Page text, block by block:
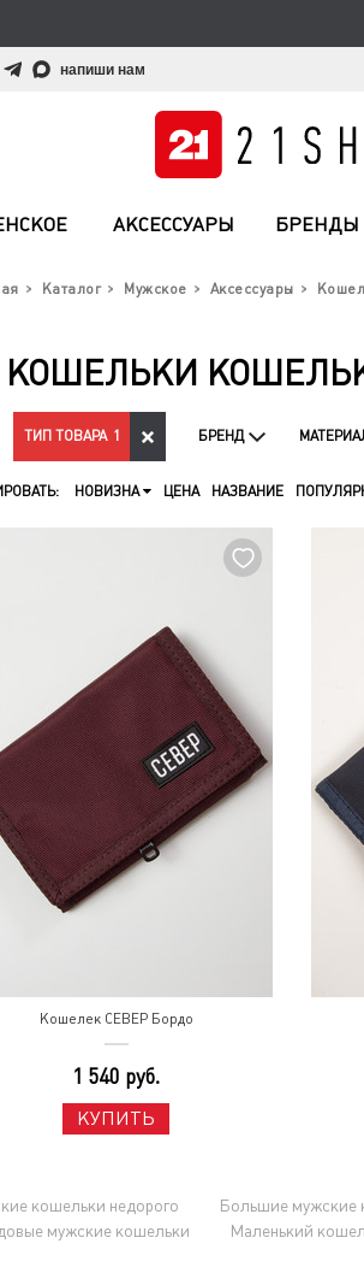
напиши нам
АКСЕССУАРЫ БРЕНДЫ
Каталог Мужское Аксессуары
ТИП ТОВАРА 1 БРЕНД
НОВИЗНА ЦЕНА НАЗВАНИЕ
Кошелек СЕВЕР Бордо
1 540 руб.
КУПИТЬ
кошельки недорого Большие мужские
мужские кошельки
Маленький